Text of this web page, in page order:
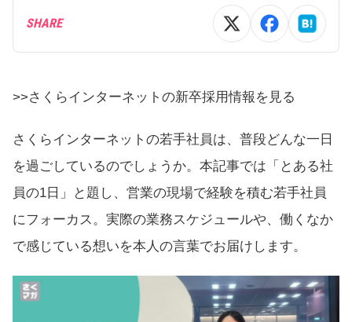
SHARE
>>さくらインターネットの新卒採用情報を見る
さくらインターネットの若手社員は、普段どんな一日
を過ごしているのでしょうか。本記事では「とある社
員の1日」と題し、営業の現場で経験を積む若手社員
にフォーカス。実際の業務スケジュールや、働くなか
で感じている想いを本人の言葉でお届けします。